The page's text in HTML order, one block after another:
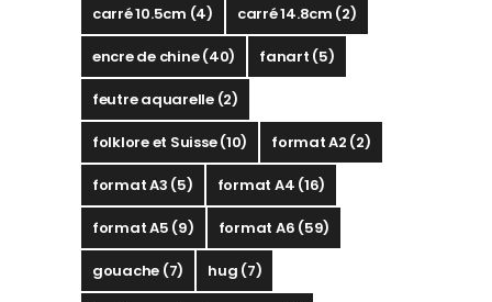
carré 10.5cm (4) carré 14.8cm (2)
encre de chine(40) fanart (5)
feutre aquarelle(2)
folklore et Suisse(10) format A2 (2)
format A3 (5) format A4 (16)
format A5 (9) format A6 (59)
gouache (7) hug (7)